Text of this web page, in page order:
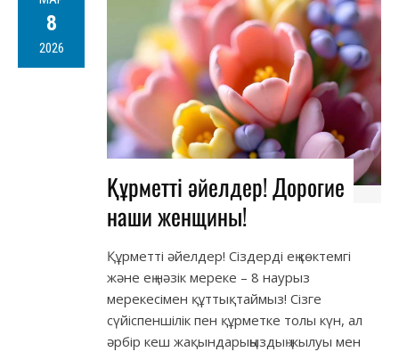
8
2026
Құрметті әйелдер! Дорогие
наши женщины!
Құрметті әйелдер! Сіздерді ең көктемгі
және ең нәзік мереке – 8 наурыз
мерекесімен құттықтаймыз! Сізге
сүйіспеншілік пен құрметке толы күн, ал
әрбір кеш жақындарыңыздың жылуы мен